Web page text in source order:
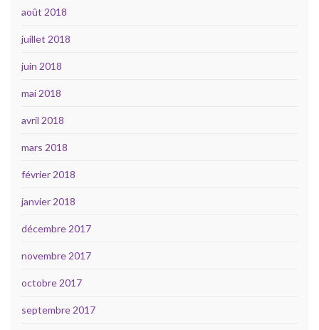
août 2018
juillet 2018
juin 2018
mai 2018
avril 2018
mars 2018
février 2018
janvier 2018
décembre 2017
novembre 2017
octobre 2017
septembre 2017